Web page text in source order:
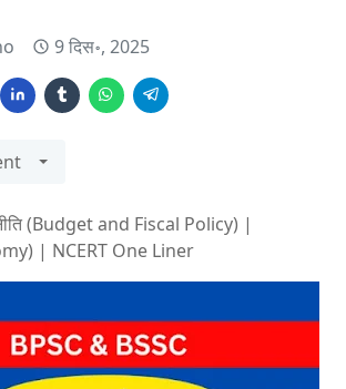
9 दिस॰, 2025
(Budget and Fiscal Policy) |
| NCERT One Liner